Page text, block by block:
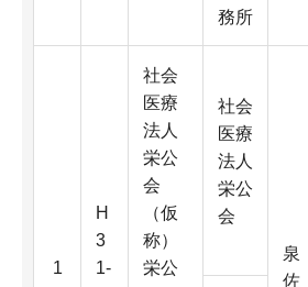
務所
1
H
3
1-
社会
医療
法人
栄公
会
（仮
称）
栄公
社会
医療
法人
栄公
会
泉
佐